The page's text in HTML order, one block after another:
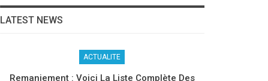
LATEST NEWS
ACTUALITE
Remaniement : Voici La Liste Complète Des